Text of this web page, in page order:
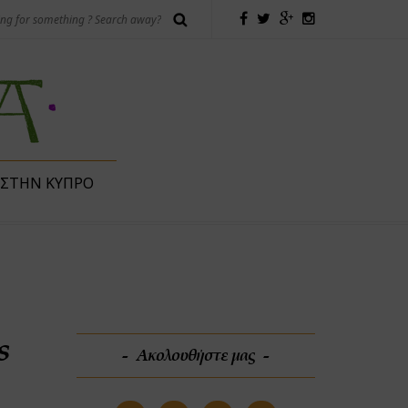
ΚΎΠΡΟ
Ακολουθήστε μας